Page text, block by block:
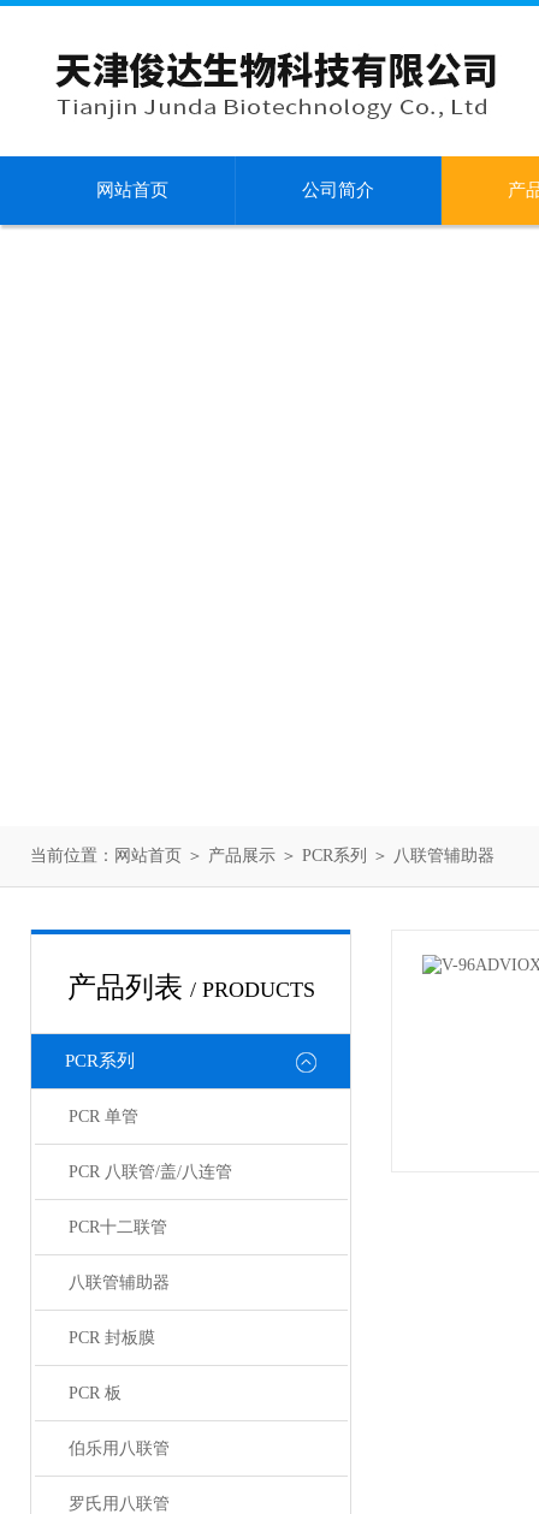
网站首页 公司简介 产
当前位置： 网站首页 ＞ 产品展示 ＞ PCR系列 ＞ 八联管辅助器
产品列表 / PRODUCTS
PCR系列
PCR 单管
PCR 八联管/盖/八连管
PCR十二联管
八联管辅助器
PCR 封板膜
PCR 板
伯乐用八联管
罗氏用八联管